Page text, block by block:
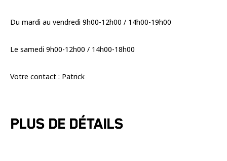
Du mardi au vendredi 9h00-12h00 / 14h00-19h00
Le samedi 9h00-12h00 / 14h00-18h00
Votre contact : Patrick
Plus de détails